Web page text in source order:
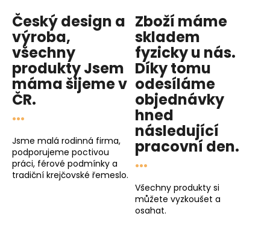
k
y
v
ý
p
i
s
u
Český design a
výroba,
všechny
produktyJsem
mámašijeme v
ČR.
...
Jsme malá rodinná firma,
podporujeme poctivou
práci, férové podmínky a
tradiční krejčovské řemeslo.
Zboží máme
skladem
fyzicky u nás.
Díky tomu
odesíláme
objednávky
hned
následující
pracovní den.
...
Všechny produkty si
můžete vyzkoušet a
osahat.